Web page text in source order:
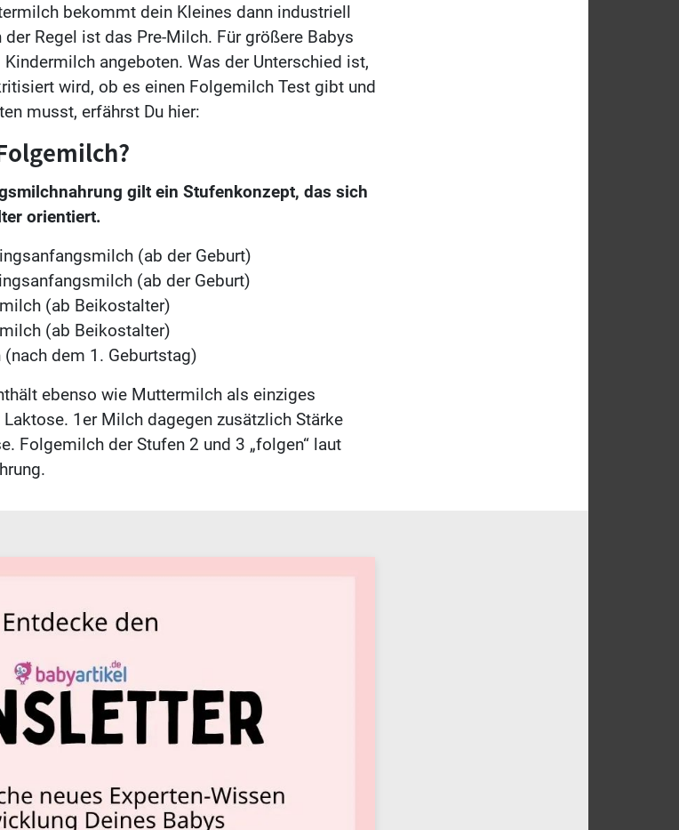
bekommt dein Kleines dann industriell
Regel ist das Pre-Milch. Für größere Babys
angeboten. Was der Unterschied ist,
wird, ob es einen Folgemilch Test gibt und
musst, erfährst Du hier:
gilt ein Stufenkonzept, das sich
orientiert.
(ab der Geburt)
(ab der Geburt)
(ab Beikostalter)
(ab Beikostalter)
dem 1. Geburtstag)
ebenso wie Muttermilch als einziges
Laktose. 1er Milch dagegen zusätzlich Stärke
Folgemilch der Stufen 2 und 3 „folgen“ laut